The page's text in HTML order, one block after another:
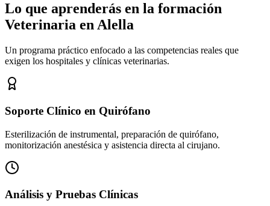
Lo que aprenderás en la formación
Veterinaria en Alella
Un programa práctico enfocado a las competencias reales que
exigen los hospitales y clínicas veterinarias.
Soporte Clínico en Quirófano
Esterilización de instrumental, preparación de quirófano,
monitorización anestésica y asistencia directa al cirujano.
Análisis y Pruebas Clínicas